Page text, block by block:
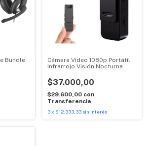
Bundle
Cámara Video 1080p Portátil
Infrarrojo Visión Nocturna
$37.000,00
$29.600,00 con
Transferencia
3 x $12.333,33 sin interés